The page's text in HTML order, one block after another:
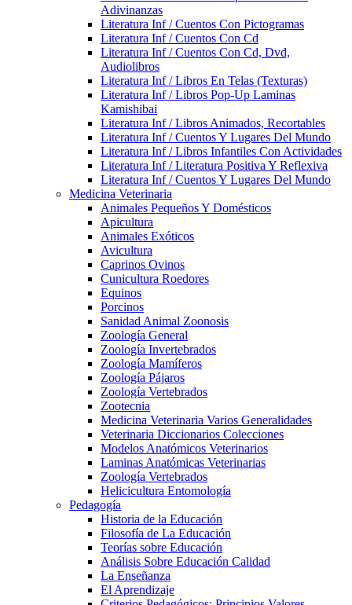
Adivinanzas
Literatura Inf / Cuentos Con Pictogramas
Literatura Inf / Cuentos Con Cd
Literatura Inf / Cuentos Con Cd, Dvd,
Audiolibros
Literatura Inf / Libros En Telas (Texturas)
Literatura Inf / Libros Pop-Up Laminas
Kamishibai
Literatura Inf / Libros Animados, Recortables
Literatura Inf / Cuentos Y Lugares Del Mundo
Literatura Inf / Libros Infantiles Con Actividades
Literatura Inf / Literatura Positiva Y Reflexiva
Literatura Inf / Cuentos Y Lugares Del Mundo
Medicina Veterinaria
Animales Pequeños Y Domésticos
Apicultura
Animales Exóticos
Avicultura
Caprinos Ovinos
Cunicultura Roedores
Equinos
Porcinos
Sanidad Animal Zoonosis
Zoología General
Zoología Invertebrados
Zoología Mamíferos
Zoología Pájaros
Zoología Vertebrados
Zootecnia
Medicina Veterinaria Varios Generalidades
Veterinaria Diccionarios Colecciones
Modelos Anatómicos Veterinarios
Laminas Anatómicas Veterinarias
Zoología Vertebrados
Helicicultura Entomología
Pedagogía
Historia de la Educación
Filosofía de La Educación
Teorías sobre Educación
Análisis Sobre Educación Calidad
La Enseñanza
El Aprendizaje